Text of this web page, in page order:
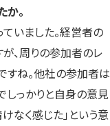
。
ていました。経営者の
、周りの参加者のレ
すね。他社の参加者は
しっかりと自身の意見
なく感じた」という意